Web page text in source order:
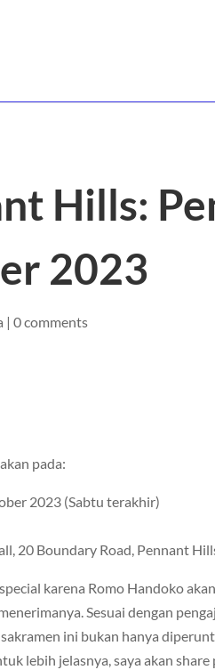
Hills:
2023
|0 comments
pada:
2023 (Sabtu terakhir)
20 Boundary Road, Pennant
karena Romo Handoko
Sesuai dengan
ini bukan hanya
lebih jelasnya, saya akan